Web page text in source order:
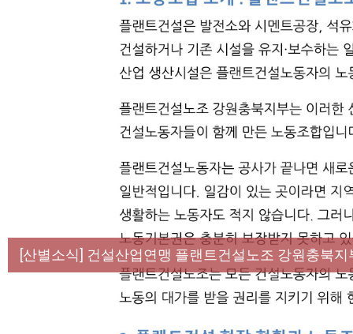
[성명] 막을 수 있었던 죽음, HL만도가 책임져라 : 청
[산별소식] 건설산업연맹 플랜트건설노조 강원충북지
[강릉,속초,원주,춘천] 폭염감시단 사업 이모저모
[조합원☆인터뷰] 서비스연맹 전국학교비정규직노동
[본부소식] 강원지역 노동자 합창단 모임